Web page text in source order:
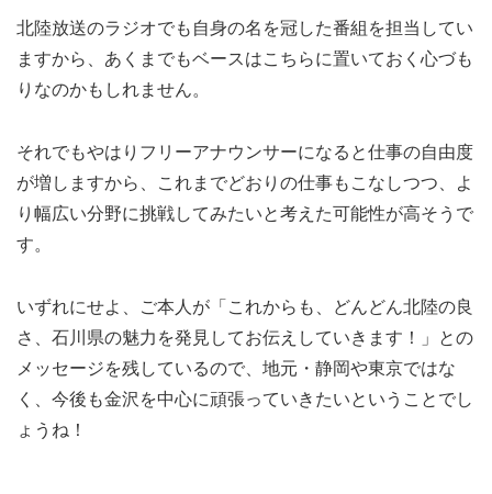
北陸放送のラジオでも自身の名を冠した番組を担当してい
ますから、あくまでもベースはこちらに置いておく心づも
りなのかもしれません。
それでもやはりフリーアナウンサーになると仕事の自由度
が増しますから、これまでどおりの仕事もこなしつつ、よ
り幅広い分野に挑戦してみたいと考えた可能性が高そうで
す。
いずれにせよ、ご本人が「これからも、どんどん北陸の良
さ、石川県の魅力を発見してお伝えしていきます！」との
メッセージを残しているので、地元・静岡や東京ではな
く、今後も金沢を中心に頑張っていきたいということでし
ょうね！